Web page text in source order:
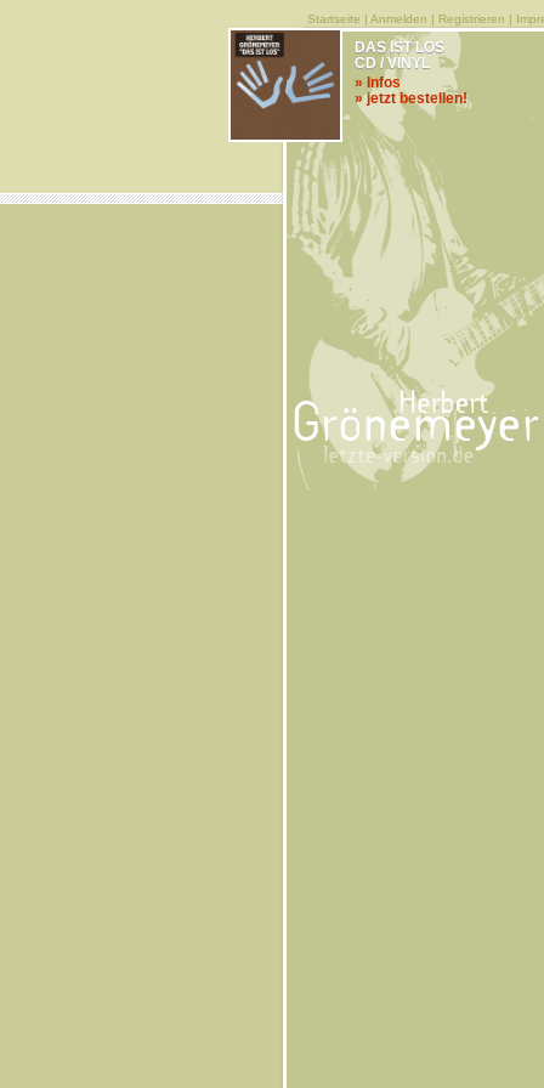
Startseite | Anmelden | Registrieren |
DAS IST LOS
CD / VINYL
» Infos
» jetzt bestellen!